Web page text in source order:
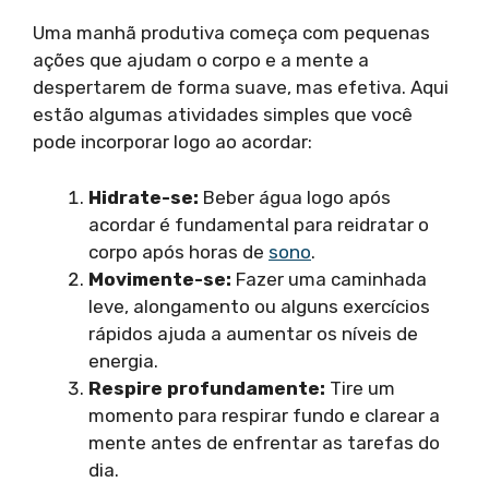
Uma manhã produtiva começa com pequenas
ações que ajudam o corpo e a mente a
despertarem de forma suave, mas efetiva. Aqui
estão algumas atividades simples que você
pode incorporar logo ao acordar:
Hidrate-se: Beber água logo após
acordar é fundamental para reidratar o
corpo após horas de sono.
Movimente-se: Fazer uma caminhada
leve, alongamento ou alguns exercícios
rápidos ajuda a aumentar os níveis de
energia.
Respire profundamente: Tire um
momento para respirar fundo e clarear a
mente antes de enfrentar as tarefas do
dia.